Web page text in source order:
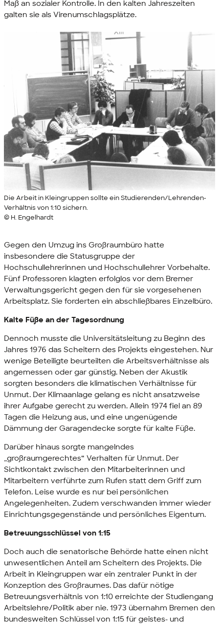
Maß an sozialer Kontrolle. In den kalten Jahreszeiten
galten sie als Virenumschlagsplätze.
Die Arbeit in Kleingruppen sollte ein Studierenden/Lehrenden-
Verhältnis von 1:10 sichern.
© H. Engelhardt
Gegen den Umzug ins Großraumbüro hatte
insbesondere die Statusgruppe der
Hochschullehrerinnen und Hochschullehrer Vorbehalte.
Fünf Professoren klagten erfolglos vor dem Bremer
Verwaltungsgericht gegen den für sie vorgesehenen
Arbeitsplatz. Sie forderten ein abschließbares Einzelbüro.
Kalte Füße an der Tagesordnung
Dennoch musste die Universitätsleitung zu Beginn des
Jahres 1976 das Scheitern des Projekts eingestehen. Nur
wenige Beteiligte beurteilten die Arbeitsverhältnisse als
angemessen oder gar günstig. Neben der Akustik
sorgten besonders die klimatischen Verhältnisse für
Unmut. Der Klimaanlage gelang es nicht ansatzweise
ihrer Aufgabe gerecht zu werden. Allein 1974 fiel an 89
Tagen die Heizung aus, und eine ungenügende
Dämmung der Garagendecke sorgte für kalte Füße.
Darüber hinaus sorgte mangelndes
„großraumgerechtes“ Verhalten für Unmut. Der
Sichtkontakt zwischen den Mitarbeiterinnen und
Mitarbeitern verführte zum Rufen statt dem Griff zum
Telefon. Leise wurde es nur bei persönlichen
Angelegenheiten. Zudem verschwanden immer wieder
Einrichtungsgegenstände und persönliches Eigentum.
Betreuungsschlüssel von 1:15
Doch auch die senatorische Behörde hatte einen nicht
unwesentlichen Anteil am Scheitern des Projekts. Die
Arbeit in Kleingruppen war ein zentraler Punkt in der
Konzeption des Großraumes. Das dafür nötige
Betreuungsverhältnis von 1:10 erreichte der Studiengang
Arbeitslehre/Politik aber nie. 1973 übernahm Bremen den
bundesweiten Schlüssel von 1:15 für geistes- und